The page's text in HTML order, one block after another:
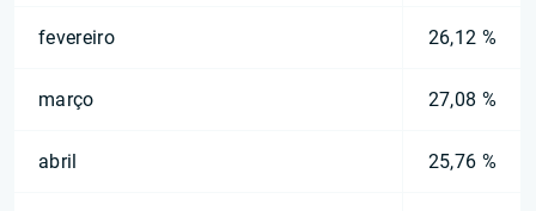
fevereiro 26,12 %
março 27,08 %
abril 25,76 %